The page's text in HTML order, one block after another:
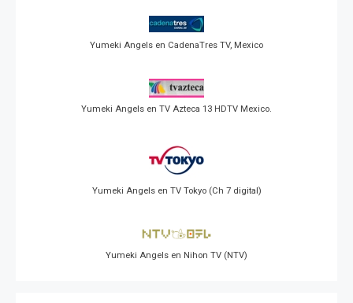
Yumeki Angels en CadenaTres TV, Mexico
Yumeki Angels en TV Azteca 13 HDTV Mexico.
Yumeki Angels en TV Tokyo (Ch 7 digital)
Yumeki Angels en Nihon TV (NTV)